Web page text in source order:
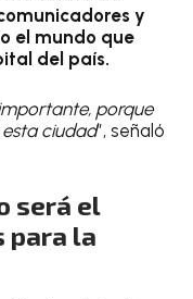
y
el mundo que
del país.
porque
ciudad”, señaló
será el
para la